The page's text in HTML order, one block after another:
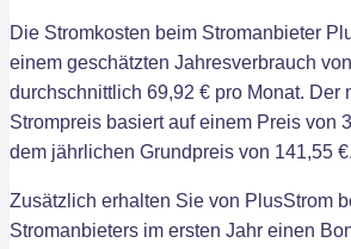
Die Stromkosten beim Stromanbieter
einem geschätzten Jahresverbrauch
durchschnittlich 69,92 € pro Monat. Der
Strompreis basiert auf einem Preis von
dem jährlichen Grundpreis von 141,55 €.
Zusätzlich erhalten Sie von PlusStrom
Stromanbieters im ersten Jahr einen